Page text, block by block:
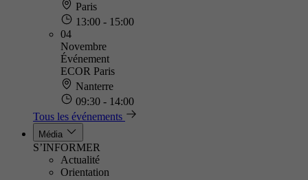
Paris
13:00 - 15:00
04
Novembre
Événement
ECOR Paris
Nanterre
09:30 - 14:00
Tous les événements
Média
S’INFORMER
Actualité
Orientation